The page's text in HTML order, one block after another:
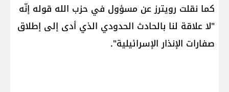
كما نقلت رويترز عن مسؤول في حزب الله قوله إنّه
"لا علاقة لنا بالحادث الحدودي الذي أدى إلى إطلاق
صفارات الإنذار الإسرائيلية".